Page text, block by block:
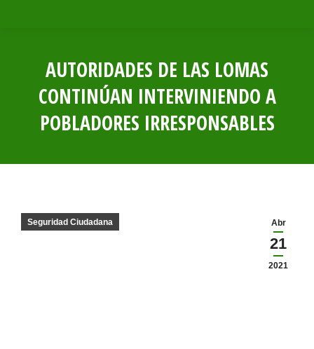
AUTORIDADES DE LAS LOMAS
CONTINÚAN INTERVINIENDO A
POBLADORES IRRESPONSABLES
Abr
21
2021
Seguridad Ciudadana